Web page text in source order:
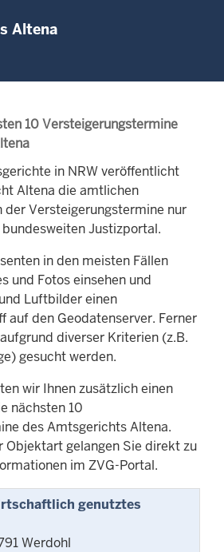
Altena
10 Versteigerungstermine
in NRW veröffentlicht
Altena die amtlichen
der Versteigerungstermine nur
Justizportal.
in den meisten Fällen
und Fotos einsehen und
Luftbilder einen
auf den Geodatenserver. Ferner
diverser Kriterien (z.B.
gesucht werden.
wir Ihnen zusätzlich einen
nächsten 10
des Amtsgerichts Altena.
Objektart gelangen Sie direkt zu
im ZVG-Portal.
genutztes
Werdohl